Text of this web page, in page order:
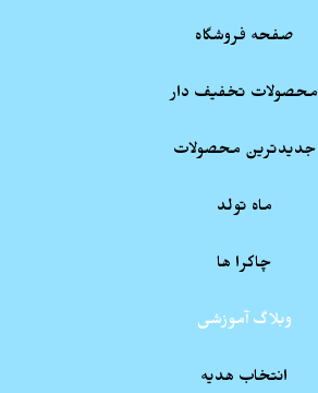
صفحه فروشگاه
محصولات تخفیف دار
جدیدترین محصولات
ماه تولد
چاکرا ها
وبلاگ آموزشی
انتخاب هدیه